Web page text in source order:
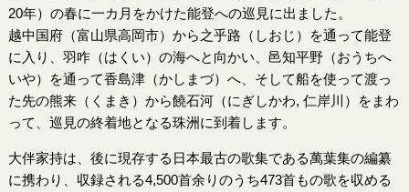
20年）の春に一カ月をかけた能登への巡見に出ました。
越中国府（富山県高岡市）から之乎路（しおじ）を通って能登
に入り、羽咋（はくい）の海へと向かい、邑知平野（おうちへ
いや）を通って香島津（かしまづ）へ、そして船を使って渡っ
た先の熊来（くまき）から饒石河（にぎしかわ, 仁岸川）をまわ
って、巡見の終着地となる珠洲に到着します。
大伴家持は、後に現存する日本最古の歌集である萬葉集の編纂
に携わり、収録される4,500首余りのうち473首もの歌を収める